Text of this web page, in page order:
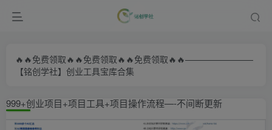
🔥🔥免费领取🔥🔥免费领取🔥🔥免费领取🔥🔥————————
【铭创学社】创业工具宝库合集
999+创业项目+项目工具+项目操作流程—-不间断更新